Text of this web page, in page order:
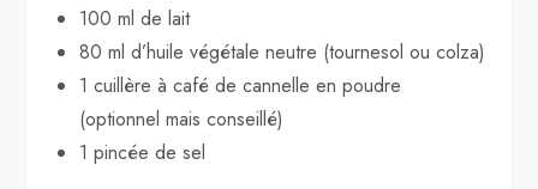
100 ml de lait
80 ml d’huile végétale neutre (tournesol ou colza)
1 cuillère à café de cannelle en poudre
(optionnel mais conseillé)
1 pincée de sel